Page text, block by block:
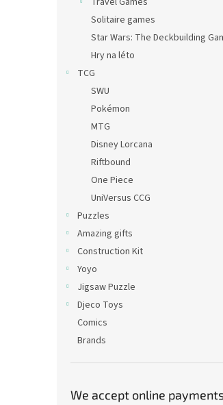
Solitaire games
Star Wars: The Deckbuilding
Hry na léto
TCG
SWU
Pokémon
MTG
Disney Lorcana
Riftbound
One Piece
UniVersus CCG
Puzzles
Amazing gifts
Construction Kit
Yoyo
Jigsaw Puzzle
Djeco Toys
Comics
Brands
We accept online